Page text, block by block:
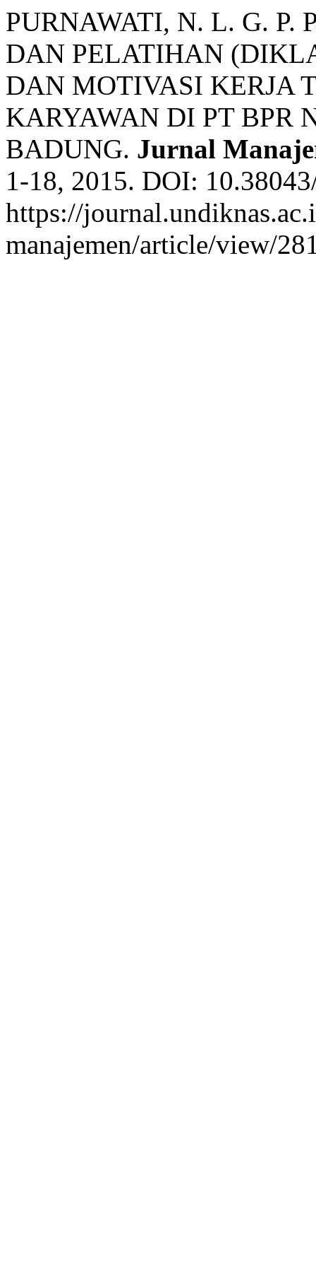
PURNAWATI, N. L. G. P.
DAN PELATIHAN
DAN MOTIVASI KERJA
KARYAWAN DI PT BPR
BADUNG. Jurnal
1-18, 2015. DOI:
https://
manajemen/article/view/